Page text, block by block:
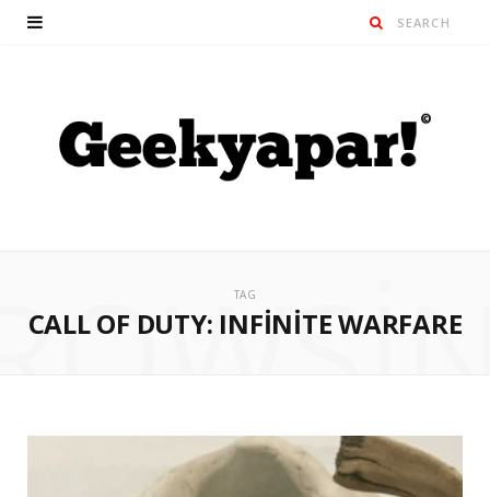
TAG
CALL OF DUTY: INFINITE WARFARE